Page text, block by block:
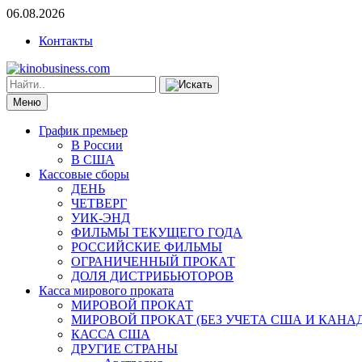
06.08.2026
Контакты
Меню
График премьер
В России
В США
Кассовые сборы
ДЕНЬ
ЧЕТВЕРГ
УИК-ЭНД
ФИЛЬМЫ ТЕКУЩЕГО ГОДА
РОССИЙСКИЕ ФИЛЬМЫ
ОГРАНИЧЕННЫЙ ПРОКАТ
ДОЛЯ ДИСТРИБЬЮТОРОВ
Касса мирового проката
МИРОВОЙ ПРОКАТ
МИРОВОЙ ПРОКАТ (БЕЗ УЧЕТА США И
КАССА США
ДРУГИЕ СТРАНЫ